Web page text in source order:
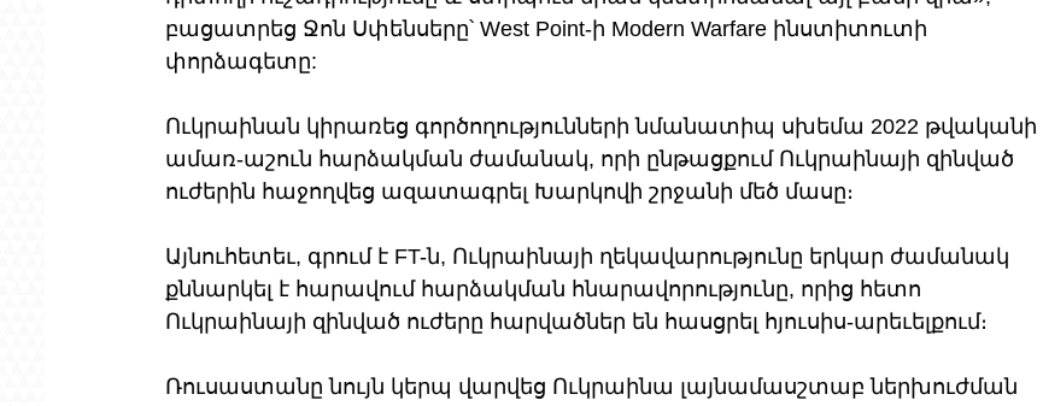
բացատրեց Ջոն Սփենսերը՝ West Point-ի Modern Warfare ինստիտուտի
փորձագետը:
Ուկրաինան կիրառեց գործողությունների նմանատիպ սխեմա 2022 թվականի
ամառ-աշուն հարձակման ժամանակ, որի ընթացքում Ուկրաինայի զինված
ուժերին հաջողվեց ազատագրել Խարկովի շրջանի մեծ մասը։
Այնուհետեւ, գրում է FT-ն, Ուկրաինայի ղեկավարությունը երկար ժամանակ
քննարկել է հարավում հարձակման հնարավորությունը, որից հետո
Ուկրաինայի զինված ուժերը հարվածներ են հասցրել հյուսիս-արեւելքում։
Ռուսաստանը նույն կերպ վարվեց Ուկրաինա լայնամասշտաբ ներխուժման